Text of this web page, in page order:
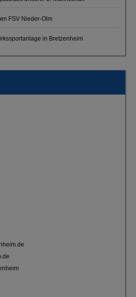
FSV Nieder-Olm
in Bretzenheim